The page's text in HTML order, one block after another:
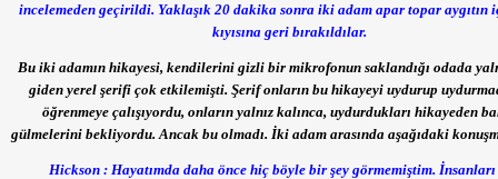
incelemeden geçirildi. Yaklaşık 20 dakika sonra iki adam apar topar aygıtın
kıyısına geri bırakıldılar.
Bu iki adamın hikayesi, kendilerini gizli bir mikrofonun saklandığı odada
giden yerel şerifi çok etkilemişti. Şerif onların bu hikayeyi uydurup
öğrenmeye çalışıyordu, onların yalnız kalınca, uydurdukları hikayeden
gülmelerini bekliyordu. Ancak bu olmadı. İki adam arasında aşağıdaki
Hickson :Hayatımda daha önce hiç böyle bir şey görmemiştim.